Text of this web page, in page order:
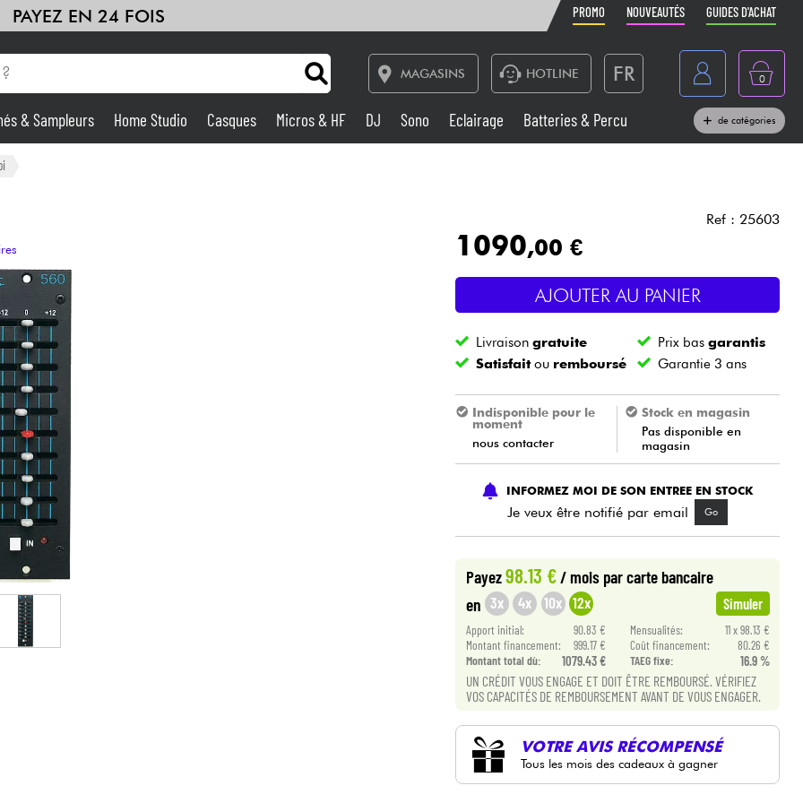
PAYEZ EN 24 FOIS PROMO NOUVEAUTÉS GUIDES D'ACHAT
MAGASINS HOTLINE FR
Belgique
België
Nederland
0
Sono
Batteries & Percu Vents
Câbles & Access.
& Sampleurs Home Studio Casques Micros & HF DJ Sono Eclairage Batteries & Percu de catégories
Ref : 25603
1090,00 €
AJOUTER AU PANIER
Livraisongratuite Prix bas garantis
Satisfaitou remboursé Garantie 3 ans
Indisponible pour le
moment
nous contacter
Stock en magasin
Pas disponible en
magasin
INFORMEZ MOI DE SON ENTREE EN STOCK
Je veux être notifié par email Go
Payez98.13 €/ mois par carte bancaire
en 3x 4x 10x 12x Simuler
Apport initial: 90.83 € Mensualités:
11 x 98.13 €
Montant financement:
999.17 € Coût financement:
80.26 €
Montant total dù:
1079.43 € TAEG fixe: 16.9 %
UN CRÉDIT VOUS ENGAGE ET DOIT ÊTRE REMBOURSÉ. VÉRIFIEZ
VOS CAPACITÉS DE REMBOURSEMENT AVANT DE VOUS ENGAGER.
VOTRE AVIS RÉCOMPENSÉ
Tous les mois des cadeaux à gagner